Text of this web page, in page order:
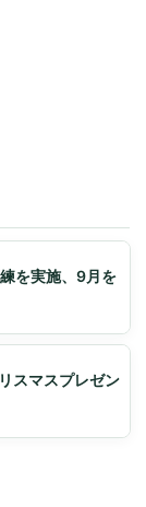
を実施、9月を
スマスプレゼン